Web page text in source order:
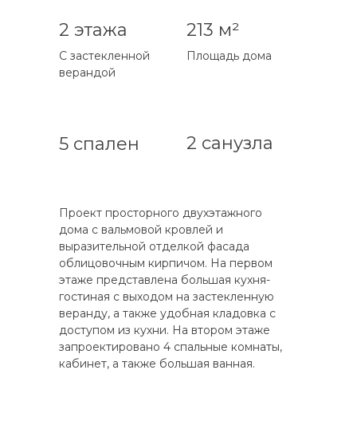
2 этажа 213 м²
Площадь дома
5 спален 2 санузла
Проект просторного двухэтажного
дома с вальмовой кровлей и
выразительной отделкой фасада
облицовочным кирпичом. На первом
этаже представлена большая кухня-
гостиная с выходом на застекленную
веранду, а также удобная кладовка с
доступом из кухни. На втором этаже
запроектировано 4 спальные комнаты,
кабинет, а также большая ванная.
С застекленной
верандой